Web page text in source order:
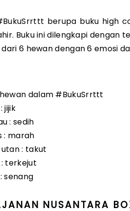
berupa buku high
Buku ini dilengkapi dengan
6 hewan dengan 6 emosi
dalam #BukuSrrttt
jijik
: sedih
: marah
: takut
terkejut
senang
NUSANTARA